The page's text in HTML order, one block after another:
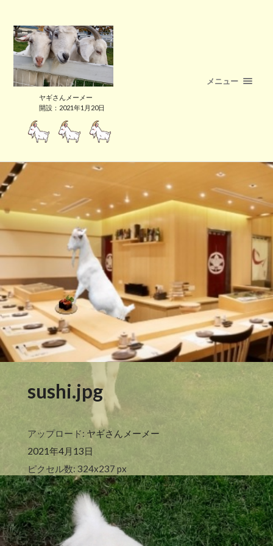
ヤギさんメーメー
開設：2021年1月20日
メニュー
sushi.jpg
アップロード: ヤギさんメーメー
2021年4月13日
ピクセル数: 324x237 px